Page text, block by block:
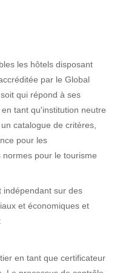
les hôtels disposant
par le Global
qui répond à ses
tant qu'institution neutre
catalogue de critères,
pour les
pour le tourisme
indépendant sur des
et économiques et
en tant que certificateur